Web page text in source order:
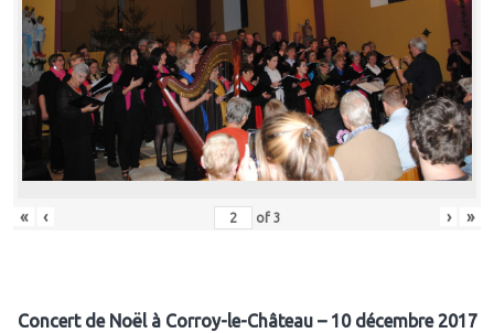
« ‹ of 3 › »
Concert de Noël à Corroy-le-Château – 10 décembre 2017